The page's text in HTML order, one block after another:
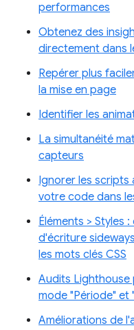
performances
Obtenez des
directement dans
Repérer plus
la mise en page
Identifier les
La simultanéité
capteurs
Ignorer les scripts
votre code dans
Éléments > Styles
d'écriture
les mots clés CSS
Audits Lighthouse
mode "Période" et
Améliorations de